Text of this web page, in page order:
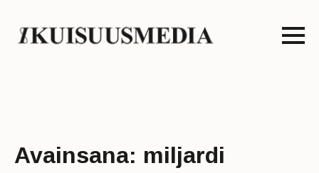
Avainsana: miljardi